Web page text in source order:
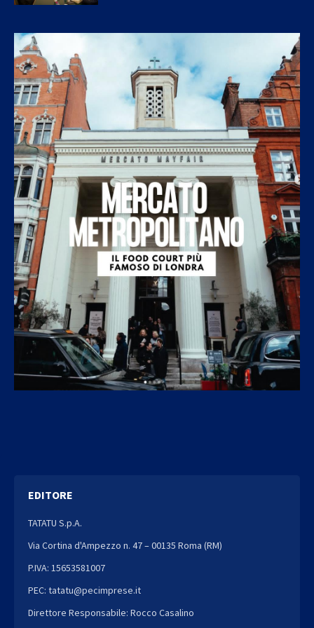
EDITORE
TATATU S.p.A.
Via Cortina d'Ampezzo n. 47 – 00135 Roma (RM)
P.IVA: 15653581007
PEC: tatatu@pecimprese.it
Direttore Responsabile: Rocco Casalino